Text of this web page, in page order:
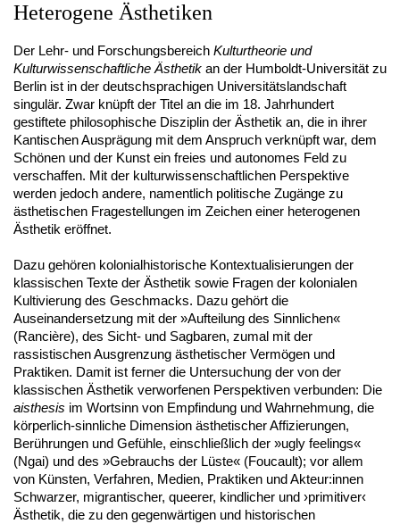
Heterogene Ästhetiken
Der Lehr- und Forschungsbereich Kulturtheorie und
Kulturwissenschaftliche Ästhetik an der Humboldt-Universität zu
Berlin ist in der deutschsprachigen Universitätslandschaft
singulär. Zwar knüpft der Titel an die im 18. Jahrhundert
gestiftete philosophische Disziplin der Ästhetik an, die in ihrer
Kantischen Ausprägung mit dem Anspruch verknüpft war, dem
Schönen und der Kunst ein freies und autonomes Feld zu
verschaffen. Mit der kulturwissenschaftlichen Perspektive
werden jedoch andere, namentlich politische Zugänge zu
ästhetischen Fragestellungen im Zeichen einer heterogenen
Ästhetik eröffnet.
Dazu gehören kolonialhistorische Kontextualisierungen der
klassischen Texte der Ästhetik sowie Fragen der kolonialen
Kultivierung des Geschmacks. Dazu gehört die
Auseinandersetzung mit der »Aufteilung des Sinnlichen«
(Rancière), des Sicht- und Sagbaren, zumal mit der
rassistischen Ausgrenzung ästhetischer Vermögen und
Praktiken. Damit ist ferner die Untersuchung der von der
klassischen Ästhetik verworfenen Perspektiven verbunden: Die
aisthesis im Wortsinn von Empfindung und Wahrnehmung, die
körperlich-sinnliche Dimension ästhetischer Affizierungen,
Berührungen und Gefühle, einschließlich der »ugly feelings«
(Ngai) und des »Gebrauchs der Lüste« (Foucault); vor allem
von Künsten, Verfahren, Medien, Praktiken und Akteur:innen
Schwarzer, migrantischer, queerer, kindlicher und ›primitiver‹
Ästhetik, die zu den gegenwärtigen und historischen